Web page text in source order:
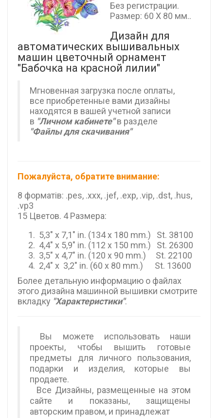
Без регистрации.
Размер: 60 X 80 мм..
Дизайн для
автоматических вышивальных
машин цветочный орнамент
"Бабочка на красной лилии"
Мгновенная загрузка после оплаты,
все приобретенные вами дизайны
находятся в вашей учетной записи
в "Личном кабинете"в разделе
"Файлы для скачивания"
Пожалуйста, обратите внимание:
8 форматів: .pes, .xxx, .jef, .exp, .vip, .dst, .hus,
.vp3
15 Цветов. 4 Размера:
5,3" x 7,1" in. (134 x 180 mm.) St. 38100
4,4" x 5,9" in. (112 x 150 mm.) St. 26300
3,5" x 4,7" in. (120 x 90 mm.) St. 22100
2,4" x 3,2" in. (60 x 80 mm.) St. 13600
Более детальную информацию о файлах
этого дизайна машинной вышивки смотрите
вкладку "Характеристики".
Вы можете использовать наши
проекты, чтобы вышить готовые
предметы для личного пользования,
подарки и изделия, которые вы
продаете.
Все Дизайны, размещенные на этом
сайте и показаны, защищены
авторским правом, и принадлежат